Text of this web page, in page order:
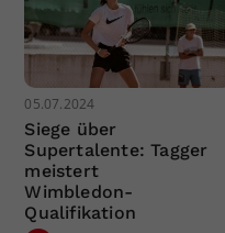
05.07.2024
Siege über
Supertalente: Tagger
meistert
Wimbledon-
Qualifikation